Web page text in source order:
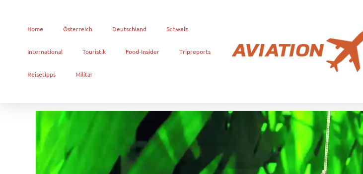
Home Österreich Deutschland Schweiz
International Touristik Food-Insider Tripreports
Reisetipps Militär